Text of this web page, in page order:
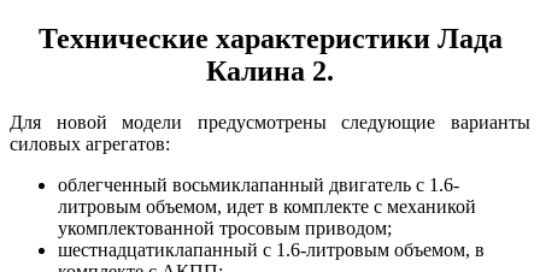
Технические характеристики Лада
Калина 2.
Для новой модели предусмотрены следующие варианты
силовых агрегатов:
облегченный восьмиклапанный двигатель с 1.6-
литровым объемом, идет в комплекте с механикой
укомплектованной тросовым приводом;
шестнадцатиклапанный с 1.6-литровым объемом, в